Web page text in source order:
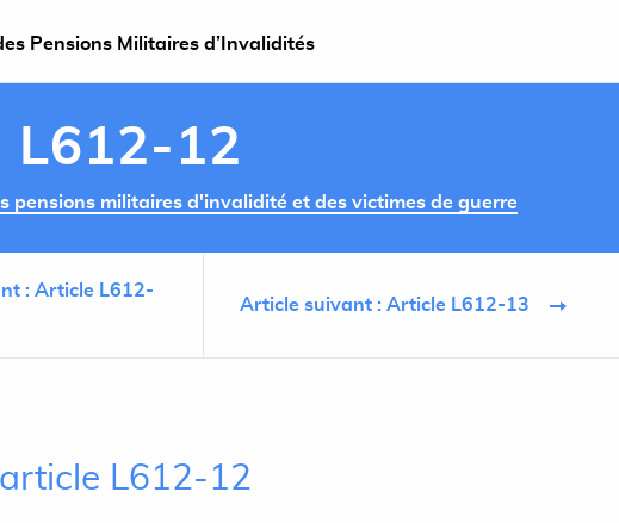
Pensions Militaires d’Invalidités
12
pensions militaires d'invalidité et des victimes de guerre
: Article L612-
Article suivant : Article L612-13
L612-12